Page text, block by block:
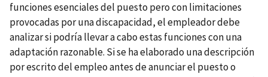
funciones esenciales del puesto pero con limitaciones
provocadas por una discapacidad, el empleador debe
analizar si podría llevar a cabo estas funciones con una
adaptación razonable. Si se ha elaborado una descripción
por escrito del empleo antes de anunciar el puesto o